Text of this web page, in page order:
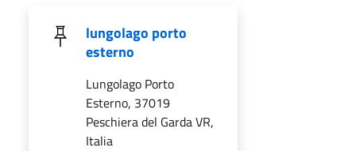
lungolago porto
esterno
Lungolago Porto
Esterno, 37019
Peschiera del Garda VR,
Italia